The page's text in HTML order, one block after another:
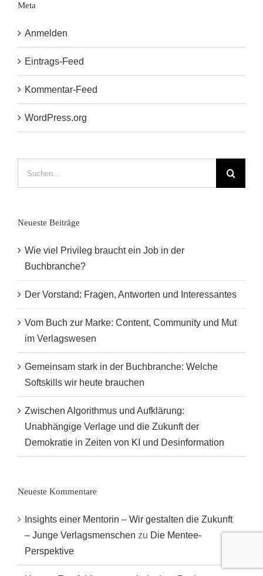
Meta
Anmelden
Eintrags-Feed
Kommentar-Feed
WordPress.org
Neueste Beiträge
Wie viel Privileg braucht ein Job in der
Buchbranche?
Der Vorstand: Fragen, Antworten und Interessantes
Vom Buch zur Marke: Content, Community und Mut
im Verlagswesen
Gemeinsam stark in der Buchbranche: Welche
Softskills wir heute brauchen
Zwischen Algorithmus und Aufklärung:
Unabhängige Verlage und die Zukunft der
Demokratie in Zeiten von KI und Desinformation
Neueste Kommentare
Insights einer Mentorin – Wir gestalten die Zukunft
– Junge Verlagsmenschen zu Die Mentee-
Perspektive